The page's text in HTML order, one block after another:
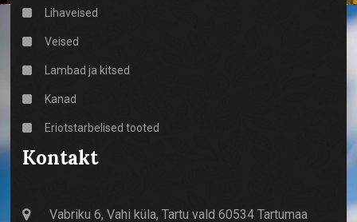
Lihaveised
Veised
Lambad ja kitsed
Kanad
Eriotstarbelised tooted
Kontakt
Vabriku 6, Vahi küla, Tartu vald 60534 Tartumaa